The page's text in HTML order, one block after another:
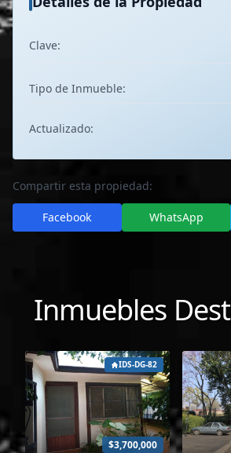
Clave:
Tipo de Inmueble:
Actualizado:
Compartir esta propiedad:
Facebook WhatsApp
Inmuebles
IDS-DG-82
$3,700,000